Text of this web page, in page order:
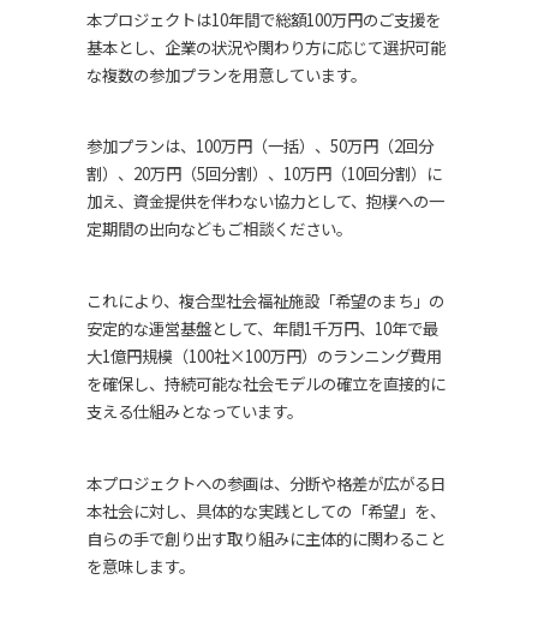
本プロジェクトは10年間で総額100万円のご支援を
基本とし、企業の状況や関わり方に応じて選択可能
な複数の参加プランを用意しています。
参加プランは、100万円（一括）、50万円（2回分
割）、20万円（5回分割）、10万円（10回分割）に
加え、資金提供を伴わない協力として、抱樸への一
定期間の出向などもご相談ください。
これにより、複合型社会福祉施設「希望のまち」の
安定的な運営基盤として、年間1千万円、10年で最
大1億円規模（100社×100万円）のランニング費用
を確保し、持続可能な社会モデルの確立を直接的に
支える仕組みとなっています。
本プロジェクトへの参画は、分断や格差が広がる日
本社会に対し、具体的な実践としての「希望」を、
自らの手で創り出す取り組みに主体的に関わること
を意味します。